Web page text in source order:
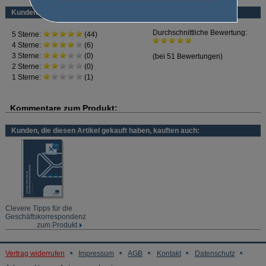
Die Autorin ist Expertin im Umgang mit komplizierten Texten.
Sie lernen...
typische Fehlerquellen kennen,
welche Wörter besonders entscheidend sind
und wie man an komplizierte Fragen herangehen kann.
Kundenbewertung
Kunden, die diesen Artikel gekauft haben, kauften auch:
Clevere Tipps für die
Geschäftskorrespondenz
zum Produkt
Vertrag widerrufen Impressum AGB Kontakt
Datenschutz